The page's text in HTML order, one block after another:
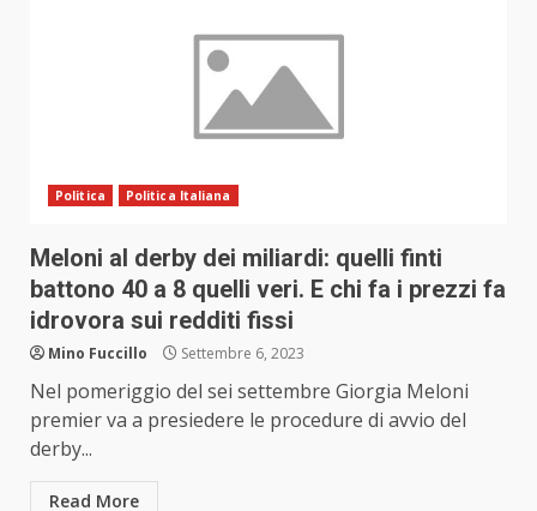
Politica Politica Italiana
Meloni al derby dei miliardi: quelli finti
battono 40 a 8 quelli veri. E chi fa i prezzi fa
idrovora sui redditi fissi
Mino Fuccillo Settembre 6, 2023
Nel pomeriggio del sei settembre Giorgia Meloni
premier va a presiedere le procedure di avvio del
derby...
Read More